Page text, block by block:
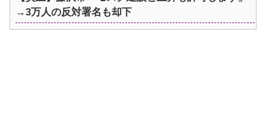
→3万人の反対署名も却下